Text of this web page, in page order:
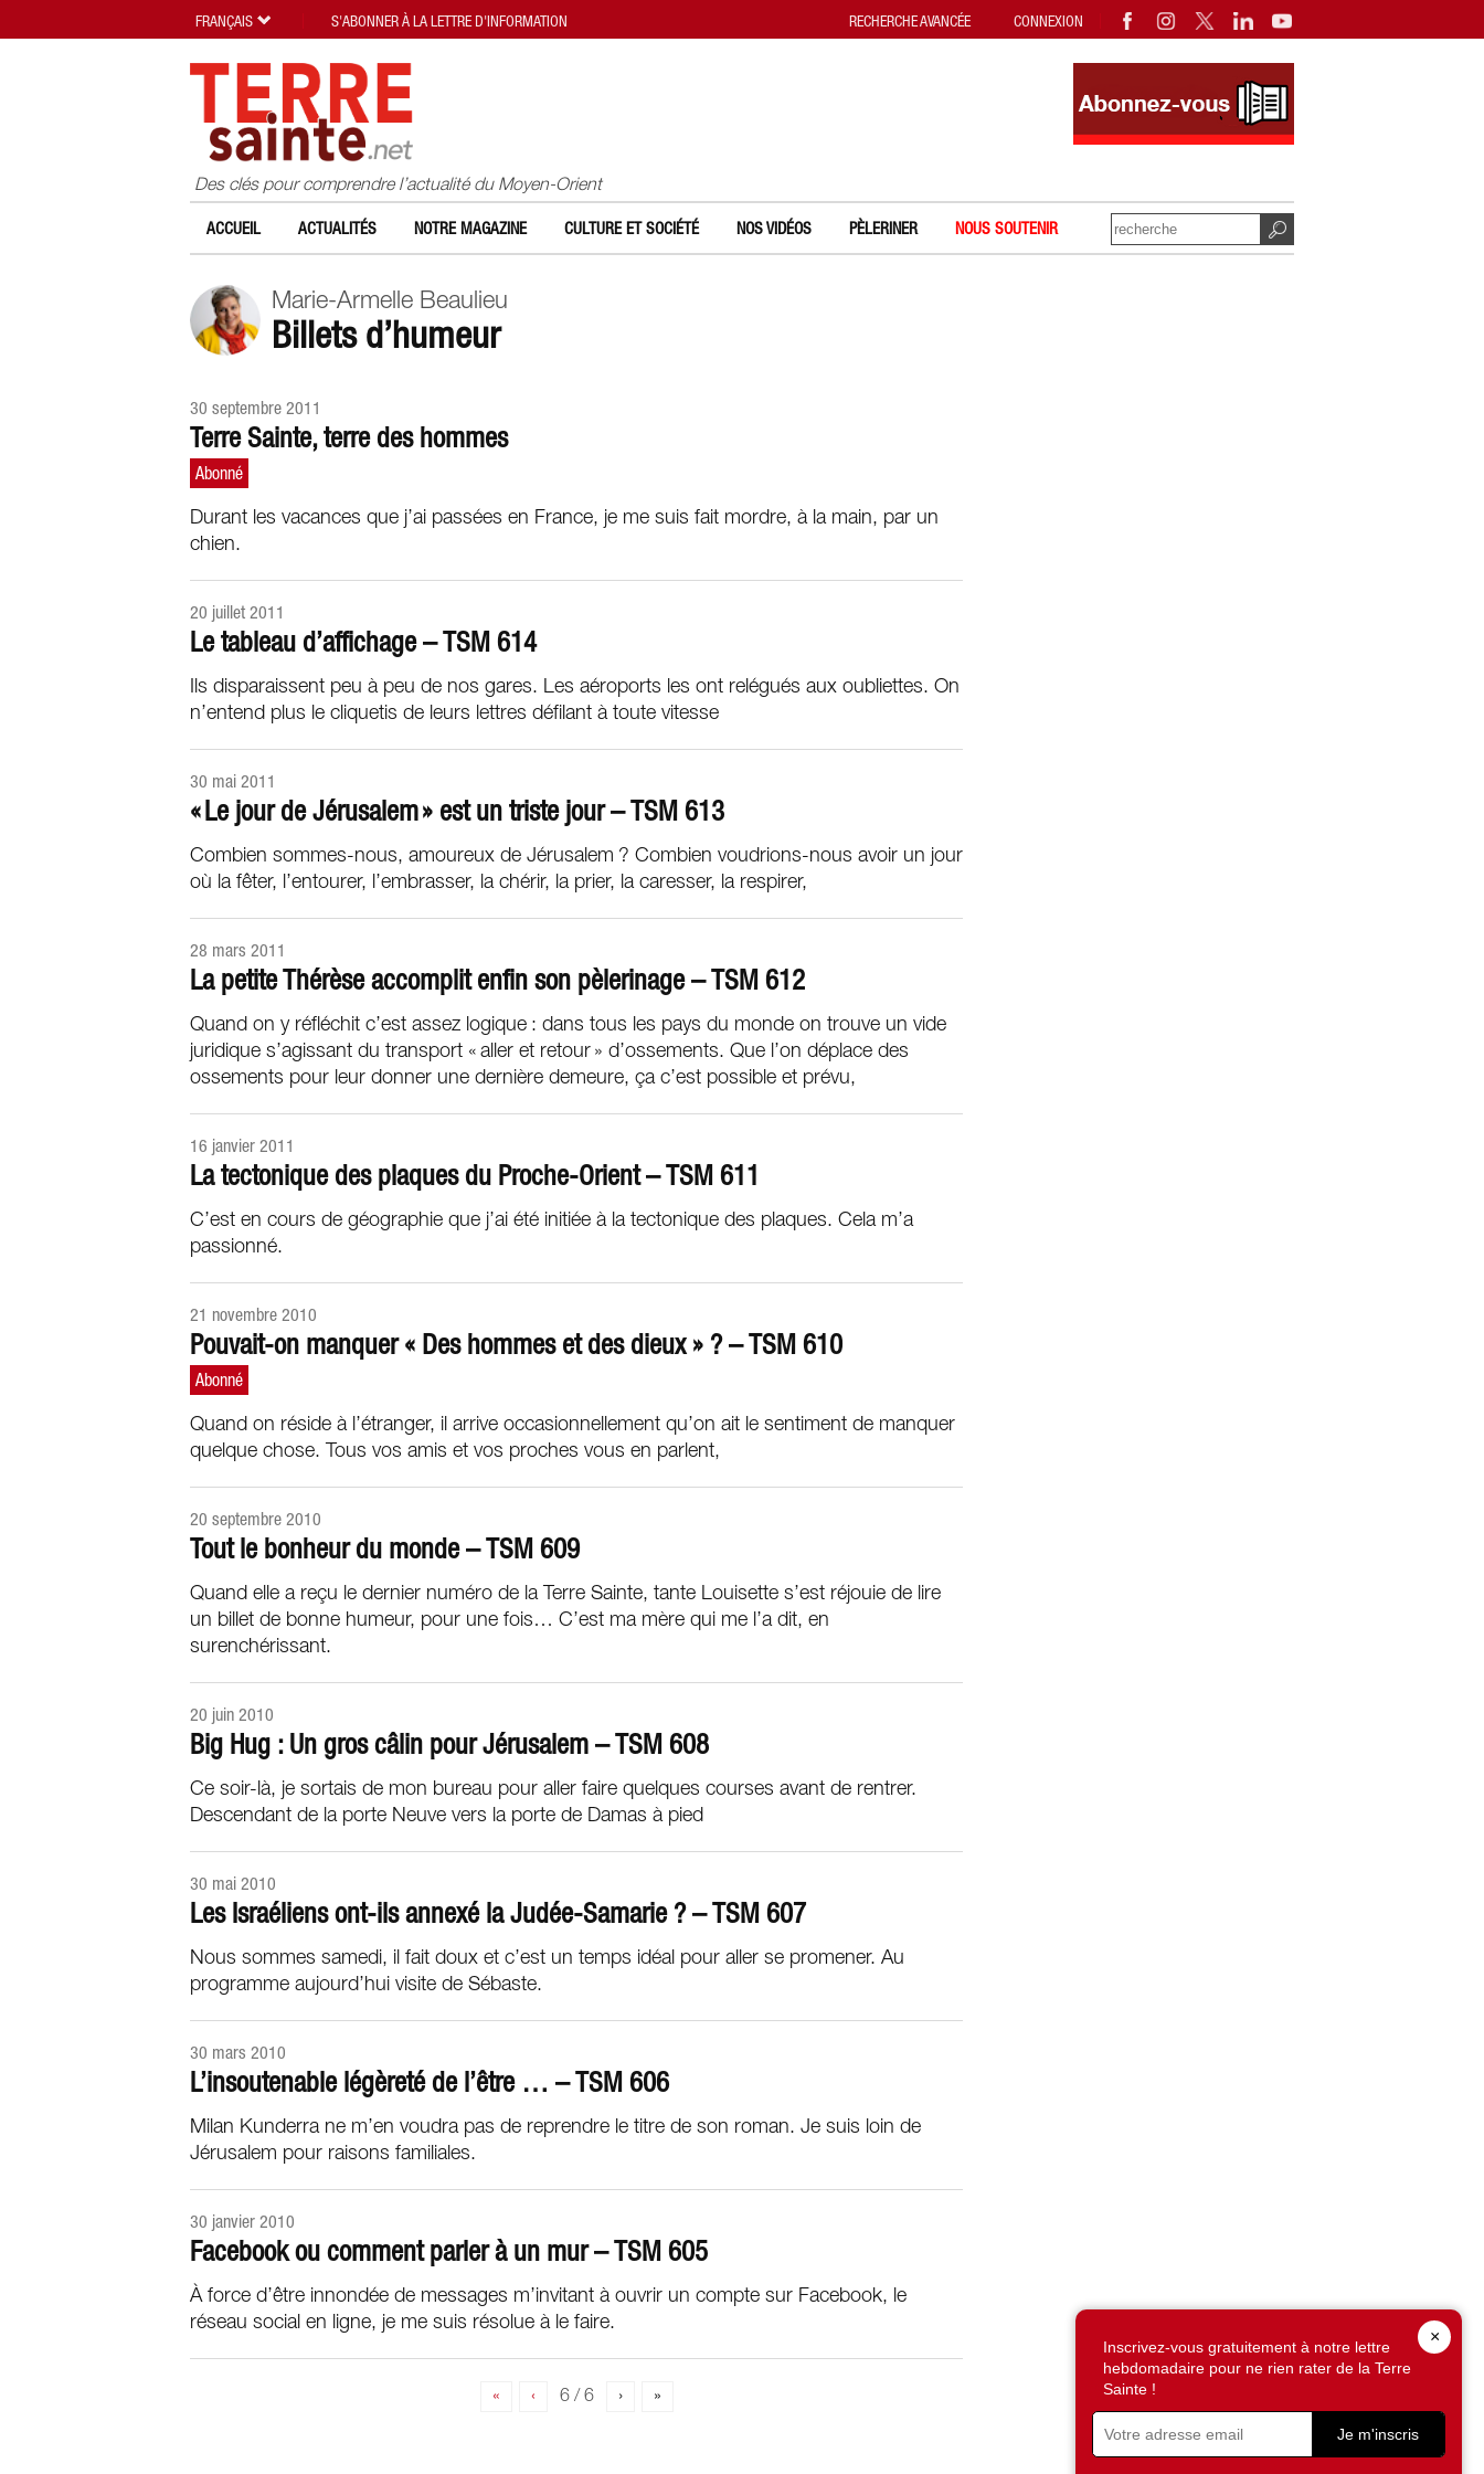
Des clés pour comprendre l’actualité du Moyen-Orient
ACCUEIL ACTUALITÉS NOTRE MAGAZINE CULTURE ET SOCIÉTÉ NOS VIDÉOS PÈLERINER NOUS SOUTENIR
Marie-Armelle Beaulieu
Billets d’humeur
30 septembre 2011
Terre Sainte, terre des hommes
Durant les vacances que j’ai passées en France, je me suis fait mordre, à la main, par un
chien.
20 juillet 2011
Le tableau d’affichage – TSM 614
Ils disparaissent peu à peu de nos gares. Les aéroports les ont relégués aux oubliettes. On
n’entend plus le cliquetis de leurs lettres défilant à toute vitesse
30 mai 2011
« Le jour de Jérusalem » est un triste jour – TSM 613
Combien sommes-nous, amoureux de Jérusalem ? Combien voudrions-nous avoir un jour
où la fêter, l’entourer, l’embrasser, la chérir, la prier, la caresser, la respirer,
28 mars 2011
La petite Thérèse accomplit enfin son pèlerinage – TSM 612
Quand on y réfléchit c’est assez logique : dans tous les pays du monde on trouve un vide
juridique s’agissant du transport « aller et retour » d’ossements. Que l’on déplace des
ossements pour leur donner une dernière demeure, ça c’est possible et prévu,
16 janvier 2011
La tectonique des plaques du Proche-Orient – TSM 611
C’est en cours de géographie que j’ai été initiée à la tectonique des plaques. Cela m’a
passionné.
21 novembre 2010
Pouvait-on manquer « Des hommes et des dieux » ? – TSM 610
Quand on réside à l’étranger, il arrive occasionnellement qu’on ait le sentiment de manquer
quelque chose. Tous vos amis et vos proches vous en parlent,
20 septembre 2010
Tout le bonheur du monde – TSM 609
Quand elle a reçu le dernier numéro de la Terre Sainte, tante Louisette s’est réjouie de lire
un billet de bonne humeur, pour une fois… C’est ma mère qui me l’a dit, en
surenchérissant.
20 juin 2010
Big Hug : Un gros câlin pour Jérusalem – TSM 608
Ce soir-là, je sortais de mon bureau pour aller faire quelques courses avant de rentrer.
Descendant de la porte Neuve vers la porte de Damas à pied
30 mai 2010
Les Israéliens ont-ils annexé la Judée-Samarie ? – TSM 607
Nous sommes samedi, il fait doux et c’est un temps idéal pour aller se promener. Au
programme aujourd’hui visite de Sébaste.
30 mars 2010
L’insoutenable légèreté de l’être … – TSM 606
Milan Kunderra ne m’en voudra pas de reprendre le titre de son roman. Je suis loin de
Jérusalem pour raisons familiales.
30 janvier 2010
Facebook ou comment parler à un mur – TSM 605
À force d’être innondée de messages m’invitant à ouvrir un compte sur Facebook, le
réseau social en ligne, je me suis résolue à le faire.
« ‹ 6 / 6 › »
×
Inscrivez-vous gratuitement à notre lettre
hebdomadaire pour ne rien rater de la Terre
Sainte !
Je m'inscris
RECHERCHE AVANCÉE CONNEXION
FRANÇAIS S'ABONNER À LA LETTRE D'INFORMATION